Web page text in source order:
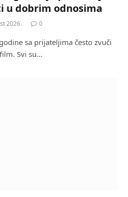
u dobrim odnosima
2026. 0
sa prijateljima često zvuči
Svi su…